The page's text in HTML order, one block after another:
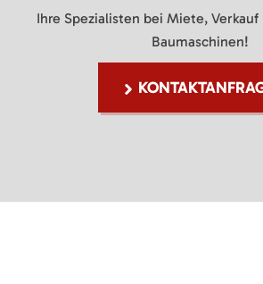
Ihre Spezialisten bei Miete,
Baumaschinen!